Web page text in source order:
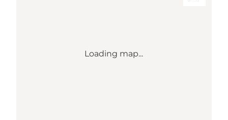
Loading map...